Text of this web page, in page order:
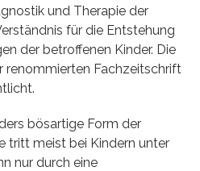
und Therapie der
für die Entstehung
der betroffenen Kinder. Die
renommierten Fachzeitschrift
bösartige Form der
tritt meist bei Kindern unter
nur durch eine